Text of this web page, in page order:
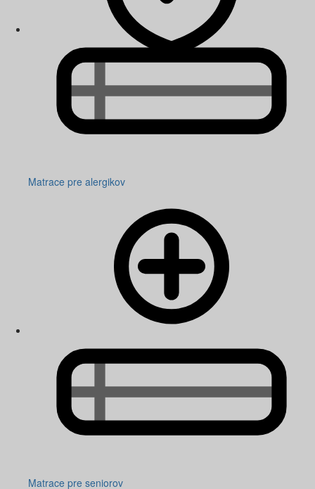
Matrace pre alergikov
Matrace pre seniorov